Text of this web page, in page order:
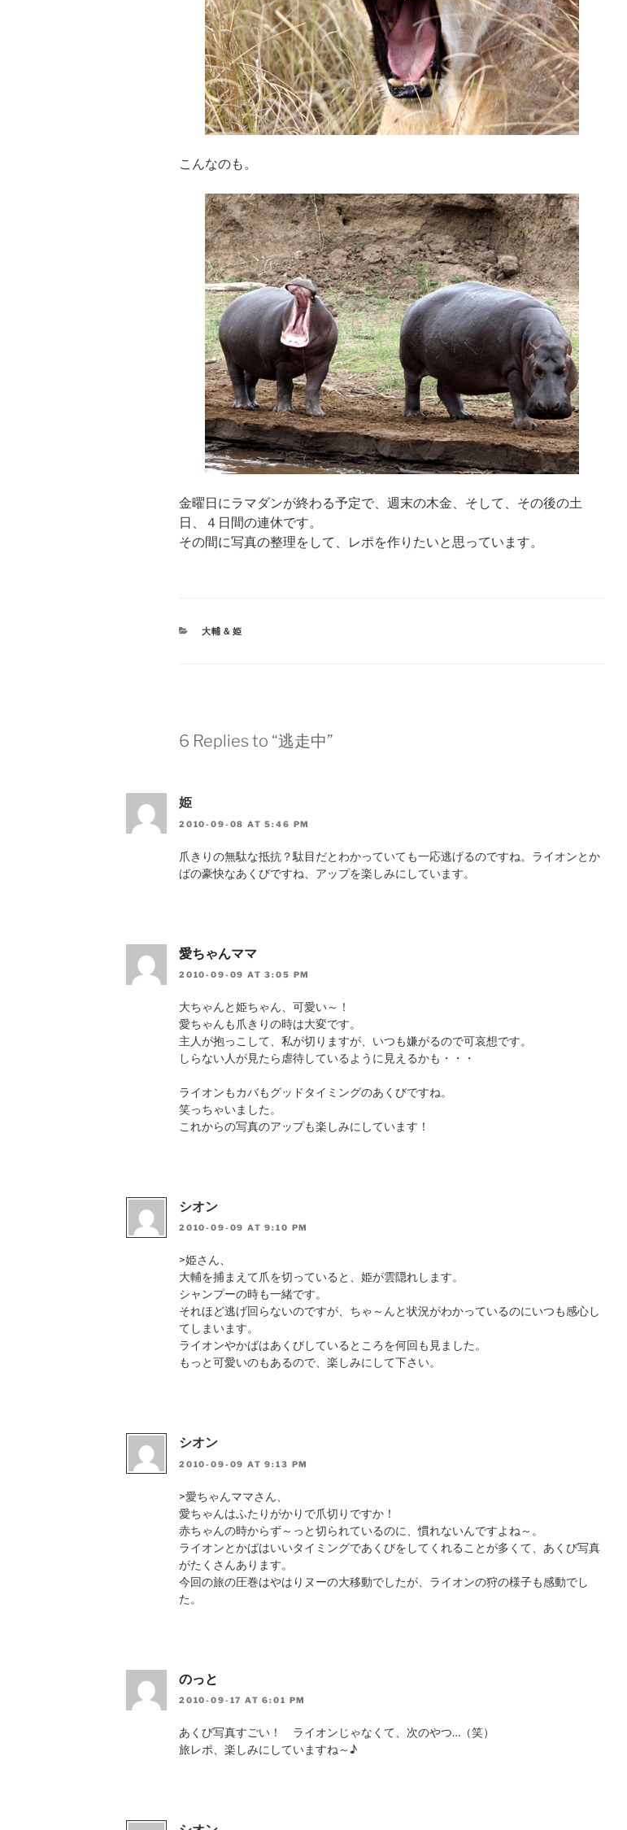
こんなのも。
金曜日にラマダンが終わる予定で、週末の木金、そして、その後の土
日、４日間の連休です。
その間に写真の整理をして、レポを作りたいと思っています。
CATEGORIES
大輔＆姫
6 Replies to “逃走中”
姫
2010-09-08 AT 5:46 PM
爪きりの無駄な抵抗？駄目だとわかっていても一応逃げるのですね。ライオンとか
ばの豪快なあくびですね、アップを楽しみにしています。
愛ちゃんママ
2010-09-09 AT 3:05 PM
大ちゃんと姫ちゃん、可愛い～！
愛ちゃんも爪きりの時は大変です。
主人が抱っこして、私が切りますが、いつも嫌がるので可哀想です。
しらない人が見たら虐待しているように見えるかも・・・
ライオンもカバもグッドタイミングのあくびですね。
笑っちゃいました。
これからの写真のアップも楽しみにしています！
シオン
2010-09-09 AT 9:10 PM
>姫さん、
大輔を捕まえて爪を切っていると、姫が雲隠れします。
シャンプーの時も一緒です。
それほど逃げ回らないのですが、ちゃ～んと状況がわかっているのにいつも感心し
てしまいます。
ライオンやかばはあくびしているところを何回も見ました。
もっと可愛いのもあるので、楽しみにして下さい。
シオン
2010-09-09 AT 9:13 PM
>愛ちゃんママさん、
愛ちゃんはふたりがかりで爪切りですか！
赤ちゃんの時からず～っと切られているのに、慣れないんですよね～。
ライオンとかばはいいタイミングであくびをしてくれることが多くて、あくび写真
がたくさんあります。
今回の旅の圧巻はやはりヌーの大移動でしたが、ライオンの狩の様子も感動でし
た。
のっと
2010-09-17 AT 6:01 PM
あくび写真すごい！ ライオンじゃなくて、次のやつ…（笑）
旅レポ、楽しみにしていますね～♪